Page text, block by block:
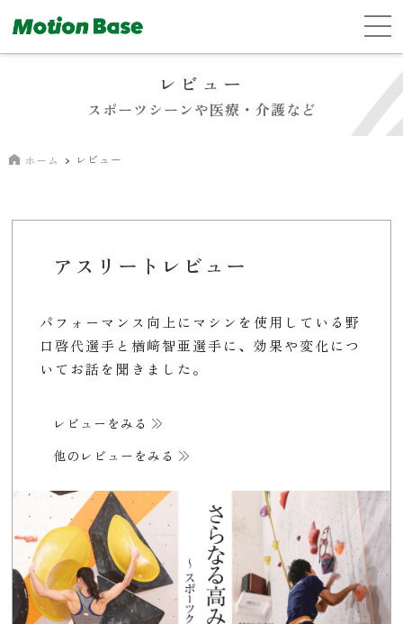
レビュー
スポーツシーンや医療・介護など
ホーム レビュー
アスリートレビュー
パフォーマンス向上にマシンを使用している野
口啓代選手と楢﨑智亜選手に、効果や変化につ
いてお話を聞きました。
レビューをみる
他のレビューをみる